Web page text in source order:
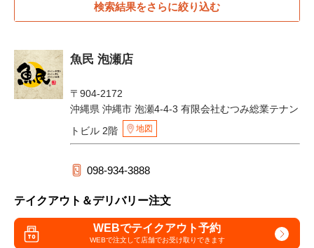
検索結果をさらに絞り込む
魚民 泡瀬店
〒904-2172
沖縄県 沖縄市 泡瀬4-4-3 有限会社むつみ総業テナン
トビル 2階
地図
098-934-3888
テイクアウト＆デリバリー注文
WEBでテイクアウト予約
WEBで注文して店舗でお受け取りできます